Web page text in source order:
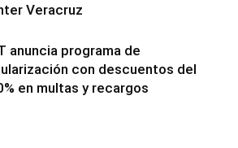
Veracruz
anuncia programa de
con descuentos del
en multas y recargos